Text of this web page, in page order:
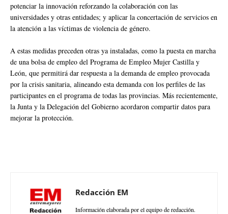
potenciar la innovación reforzando la colaboración con las
universidades y otras entidades; y aplicar la concertación de servicios en
la atención a las víctimas de violencia de género.
A estas medidas preceden otras ya instaladas, como la puesta en marcha
de una bolsa de empleo del Programa de Empleo Mujer Castilla y
León, que permitirá dar respuesta a la demanda de empleo provocada
por la crisis sanitaria, alineando esta demanda con los perfiles de las
participantes en el programa de todas las provincias. Más recientemente,
la Junta y la Delegación del Gobierno acordaron compartir datos para
mejorar la protección.
Redacción EM
Información elaborada por el equipo de redacción.